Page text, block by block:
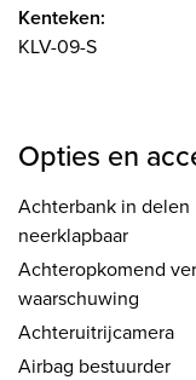
Kenteken:
KLV-09-S
Opties en
Achterbank in delen
neerklapbaar
Achteropkomend
waarschuwing
Achteruitrijcamera
Airbag bestuurder